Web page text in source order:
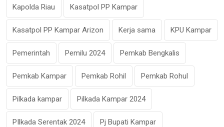
Kapolda Riau Kasatpol PP Kampar
Kasatpol PP Kampar Arizon Kerja sama KPU Kampar
Pemerintah Pemilu 2024 Pemkab Bengkalis
Pemkab Kampar Pemkab Rohil Pemkab Rohul
Pilkada kampar Pilkada Kampar 2024
PIlkada Serentak 2024 Pj Bupati Kampar